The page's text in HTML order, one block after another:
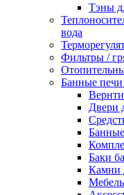
Тэны
вода
Фильтры /
Банные печи
Двери
Баки
Камни